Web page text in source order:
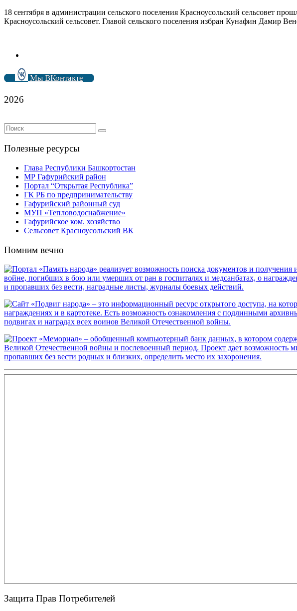
18 сентября в администрации сельского поселения Красноусольский сельсовет
Красноусольский сельсовет. Главой сельского поселения избран Кунафин Дамир
Мы ВКонтакте
2026
Полезные ресурсы
Глава Республики Башкортостан
МР Гафурийский район
Портал “Открытая Республика”
ГК РБ по предпринимательству
Гафурийский районный суд
МУП «Тепловодоснабжение»
Гафурийское ком. хозяйство
Сельсовет Красноусольский ВК
Помним вечно
Защита Прав Потребителей